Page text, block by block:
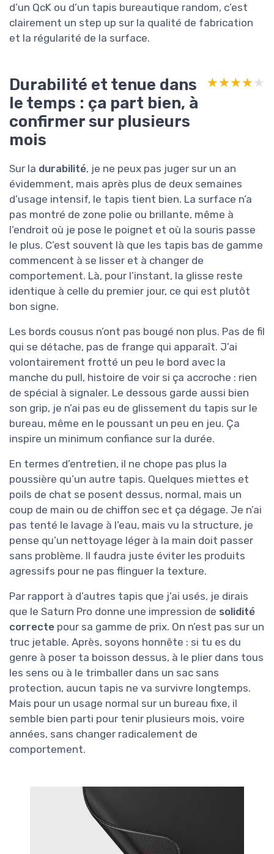
d’un QcK ou d’un tapis bureautique random, c’est
clairement un step up sur la qualité de fabrication
et la régularité de la surface.
Durabilité et tenue dans
le temps : ça part bien, à
confirmer sur plusieurs
mois
★★★★★
★★★★★
Sur la durabilité, je ne peux pas juger sur un an
évidemment, mais après plus de deux semaines
d’usage intensif, le tapis tient bien. La surface n’a
pas montré de zone polie ou brillante, même à
l’endroit où je pose le poignet et où la souris passe
le plus. C’est souvent là que les tapis bas de gamme
commencent à se lisser et à changer de
comportement. Là, pour l’instant, la glisse reste
identique à celle du premier jour, ce qui est plutôt
bon signe.
Les bords cousus n’ont pas bougé non plus. Pas de fil
qui se détache, pas de frange qui apparaît. J’ai
volontairement frotté un peu le bord avec la
manche du pull, histoire de voir si ça accroche : rien
de spécial à signaler. Le dessous garde aussi bien
son grip, je n’ai pas eu de glissement du tapis sur le
bureau, même en le poussant un peu en jeu. Ça
inspire un minimum confiance sur la durée.
En termes d’entretien, il ne chope pas plus la
poussière qu’un autre tapis. Quelques miettes et
poils de chat se posent dessus, normal, mais un
coup de main ou de chiffon sec et ça dégage. Je n’ai
pas tenté le lavage à l’eau, mais vu la structure, je
pense qu’un nettoyage léger à la main doit passer
sans problème. Il faudra juste éviter les produits
agressifs pour ne pas flinguer la texture.
Par rapport à d’autres tapis que j’ai usés, je dirais
que le Saturn Pro donne une impression de solidité
correcte pour sa gamme de prix. On n’est pas sur un
truc jetable. Après, soyons honnête : si tu es du
genre à poser ta boisson dessus, à le plier dans tous
les sens ou à le trimballer dans un sac sans
protection, aucun tapis ne va survivre longtemps.
Mais pour un usage normal sur un bureau fixe, il
semble bien parti pour tenir plusieurs mois, voire
années, sans changer radicalement de
comportement.